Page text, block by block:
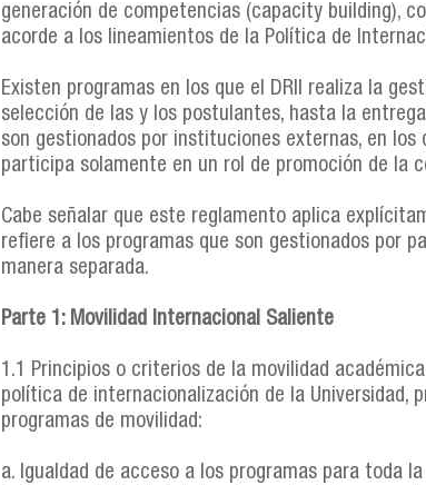
generación de competencias (capacity building),
acorde a los lineamientos de la Política de
Existen programas en los que el DRII realiza la
selección de las y los postulantes, hasta la
son gestionados por instituciones externas, en
participa solamente en un rol de promoción de la
Cabe señalar que este reglamento aplica
refiere a los programas que son gestionados por
manera separada.
Parte 1: Movilidad Internacional Saliente
1.1 Principios o criterios de la movilidad
política de internacionalización de la Universidad,
programas de movilidad:
a. Igualdad de acceso a los programas para toda la